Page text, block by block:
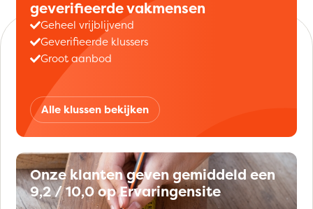
geverifieerde vakmensen
Geheel vrijblijvend
Geverifieerde klussers
Groot aanbod
Alle klussen bekijken
Onze klanten geven gemiddeld een
9,2 / 10,0 op Ervaringensite